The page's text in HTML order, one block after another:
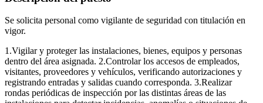
Se solicita personal como vigilante de seguridad con titulación en
vigor.
1.Vigilar y proteger las instalaciones, bienes, equipos y personas
dentro del área asignada. 2.Controlar los accesos de empleados,
visitantes, proveedores y vehículos, verificando autorizaciones y
registrando entradas y salidas cuando corresponda. 3.Realizar
rondas periódicas de inspección por las distintas áreas de las